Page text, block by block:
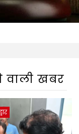
वाली खबर